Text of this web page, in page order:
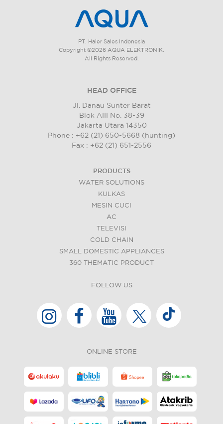
PT. Haier Sales Indonesia
Copyright ©2026 AQUA ELEKTRONIK.
All Rights Reserved.
HEAD OFFICE
Jl. Danau Sunter Barat
Blok AIII No. 38-39
Jakarta Utara 14350
Phone : +62 (21) 650-5668 (hunting)
Fax : +62 (21) 651-2556
PRODUCTS
WATER SOLUTIONS
KULKAS
MESIN CUCI
AC
TELEVISI
COLD CHAIN
SMALL DOMESTIC APPLIANCES
360 THEMATIC PRODUCT
FOLLOW US
ONLINE STORE